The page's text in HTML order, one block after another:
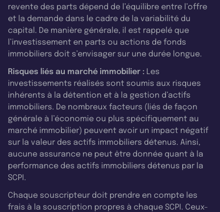
revente des parts dépend de l’équilibre entre l’offre
et la demande dans le cadre de la variabilité du
capital. De manière générale, il est rappelé que
l’investissement en parts ou actions de fonds
immobiliers doit s’envisager sur une durée longue.
Risques liés au marché immobilier : Les
investissements réalisés sont soumis aux risques
inhérents à la détention et à la gestion d’actifs
immobiliers. De nombreux facteurs (liés de façon
générale à l’économie ou plus spécifiquement au
marché immobilier) peuvent avoir un impact négatif
sur la valeur des actifs immobiliers détenus. Ainsi,
aucune assurance ne peut être donnée quant à la
performance des actifs immobiliers détenus par la
SCPI.
Chaque souscripteur doit prendre en compte les
frais à la souscription propres à chaque SCPI. Ceux-